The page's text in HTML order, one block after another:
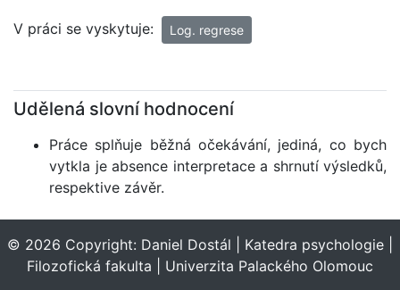
V práci se vyskytuje: Log. regrese
Udělená slovní hodnocení
Práce splňuje běžná očekávání, jediná, co bych
vytkla je absence interpretace a shrnutí výsledků,
respektive závěr.
© 2026 Copyright: Daniel Dostál Katedra psychologie
Filozofická fakulta
Univerzita Palackého Olomouc